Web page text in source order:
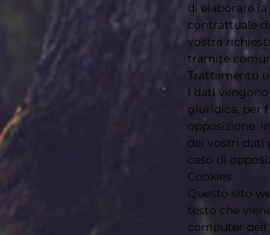
di elaborare
contrattuale
vostra
tramite
Trattamento
I dati
giuridica, per
opposizione.
dei vostri dati
caso di
Cookies
Questo sito
testo che
computer